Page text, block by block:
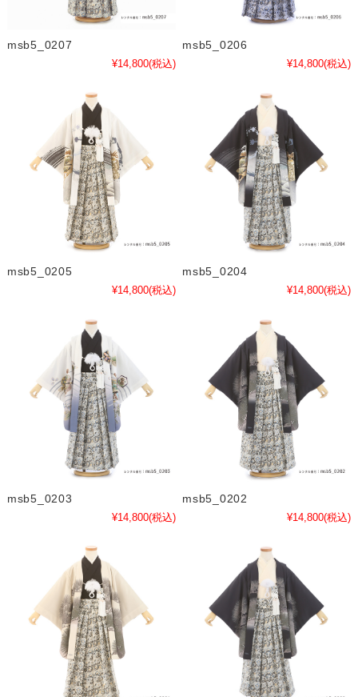
msb5_0207
¥14,800(税込)
msb5_0206
¥14,800(税込)
msb5_0205
¥14,800(税込)
msb5_0204
¥14,800(税込)
msb5_0203
¥14,800(税込)
msb5_0202
¥14,800(税込)